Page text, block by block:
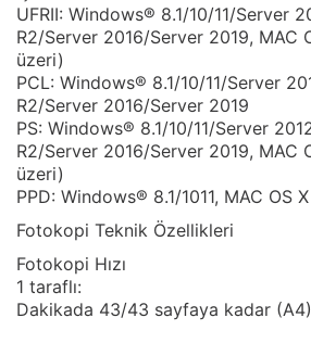
UFRII: Windows® 8.1/10/11/Server
R2/Server 2016/Server 2019, MAC
üzeri)
PCL: Windows® 8.1/10/11/Server
R2/Server 2016/Server 2019
PS: Windows® 8.1/10/11/Server
R2/Server 2016/Server 2019, MAC
üzeri)
PPD: Windows® 8.1/1011, MAC OS
Fotokopi Teknik Özellikleri
Fotokopi Hızı
1 taraflı:
Dakikada 43/43 sayfaya kadar (A4)